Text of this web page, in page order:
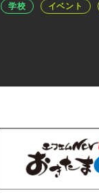
学校
イベント